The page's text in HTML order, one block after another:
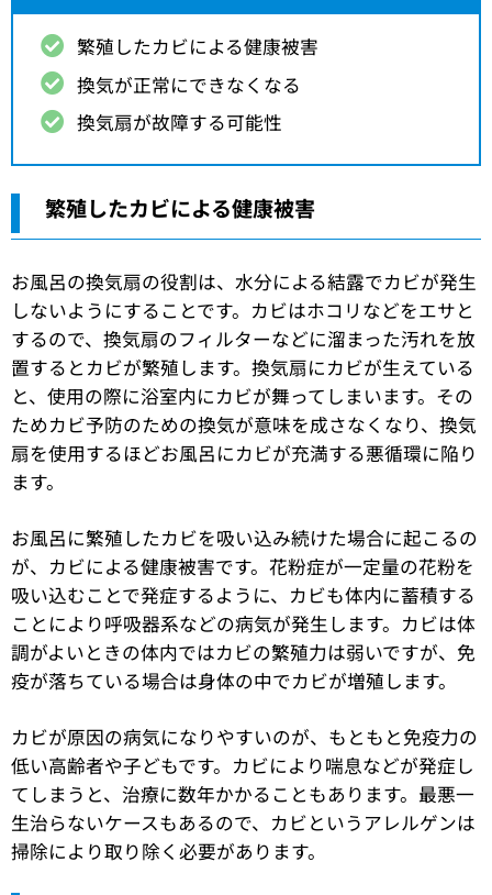
繁殖したカビによる健康被害
換気が正常にできなくなる
換気扇が故障する可能性
繁殖したカビによる健康被害
お風呂の換気扇の役割は、水分による結露でカビが発生
しないようにすることです。カビはホコリなどをエサと
するので、換気扇のフィルターなどに溜まった汚れを放
置するとカビが繁殖します。換気扇にカビが生えている
と、使用の際に浴室内にカビが舞ってしまいます。その
ためカビ予防のための換気が意味を成さなくなり、換気
扇を使用するほどお風呂にカビが充満する悪循環に陥り
ます。
お風呂に繁殖したカビを吸い込み続けた場合に起こるの
が、カビによる健康被害です。花粉症が一定量の花粉を
吸い込むことで発症するように、カビも体内に蓄積する
ことにより呼吸器系などの病気が発生します。カビは体
調がよいときの体内ではカビの繁殖力は弱いですが、免
疫が落ちている場合は身体の中でカビが増殖します。
カビが原因の病気になりやすいのが、もともと免疫力の
低い高齢者や子どもです。カビにより喘息などが発症し
てしまうと、治療に数年かかることもあります。最悪一
生治らないケースもあるので、カビというアレルゲンは
掃除により取り除く必要があります。